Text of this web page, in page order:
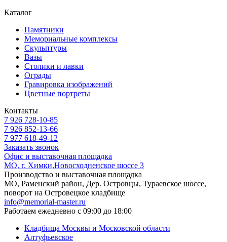
Каталог
Памятники
Мемориальные комплексы
Скульптуры
Вазы
Столики и лавки
Ограды
Гравировка изображений
Цветные портреты
Контакты
7 926 728-10-85
7 926 852-13-66
7 977 618-49-12
Заказать звонок
Офис и выставочная площадка
МО, г. Химки,Новосходненское шоссе 3
Производство и выставочная площадка
МО, Раменский район, Дер. Островцы, Тураевское шоссе,
поворот на Островецкое кладбище
info@memorial-master.ru
Работаем ежедневно с 09:00 до 18:00
Кладбища Москвы и Московской области
Алтуфьевское